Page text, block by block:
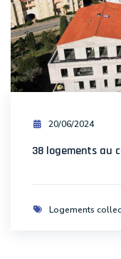
20/06/2024
38 logements au
Logements